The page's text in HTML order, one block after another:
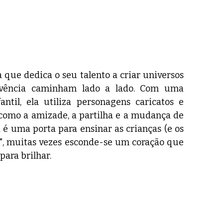
dedica o seu talento a criar universos
caminham lado a lado. Com uma
ela utiliza personagens caricatos e
a amizade, a partilha e a mudança de
uma porta para ensinar as crianças (e os
muitas vezes esconde-se um coração que
brilhar.